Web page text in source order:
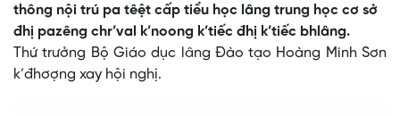
thông nội trú pa têệt cấp tiểu học lâng trung học cơ sở
đhị pazêng chr’val k’noong k’tiếc đhị k’tiếc bhlâng.
Thứ trưởng Bộ Giáo dục lâng Đào tạo Hoàng Minh Sơn
k’đhơợng xay hội nghị.